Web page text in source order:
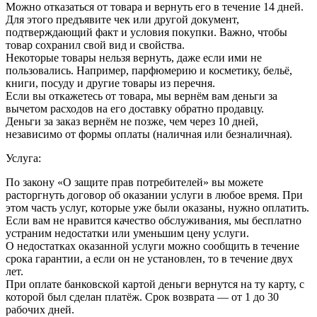
Можно отказаться от товара и вернуть его в течение 14 дней.
Для этого предъявите чек или другой документ,
подтверждающий факт и условия покупки. Важно, чтобы
товар сохранил свой вид и свойства.
Некоторые товары нельзя вернуть, даже если ими не
пользовались. Например, парфюмерию и косметику, бельё,
книги, посуду и другие товары из перечня.
Если вы откажетесь от товара, мы вернём вам деньги за
вычетом расходов на его доставку обратно продавцу.
Деньги за заказ вернём не позже, чем через 10 дней,
независимо от формы оплаты (наличная или безналичная).
Услуга:
По закону «О защите прав потребителей» вы можете
расторгнуть договор об оказании услуги в любое время. При
этом часть услуг, которые уже были оказаны, нужно оплатить.
Если вам не нравится качество обслуживания, мы бесплатно
устраним недостатки или уменьшим цену услуги.
О недостатках оказанной услуги можно сообщить в течение
срока гарантии, а если он не установлен, то в течение двух
лет.
При оплате банковской картой деньги вернутся на ту карту, с
которой был сделан платёж. Срок возврата — от 1 до 30
рабочих дней.